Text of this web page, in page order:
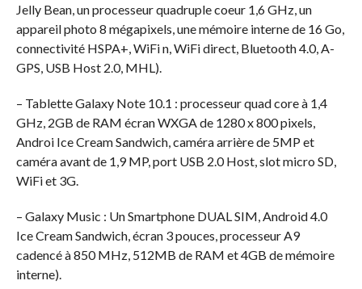
Jelly Bean, un processeur quadruple coeur 1,6 GHz, un
appareil photo 8 mégapixels, une mémoire interne de 16 Go,
connectivité HSPA+, WiFi n, WiFi direct, Bluetooth 4.0, A-
GPS, USB Host 2.0, MHL).
– Tablette Galaxy Note 10.1 : processeur quad core à 1,4
GHz, 2GB de RAM écran WXGA de 1280 x 800 pixels,
Androi Ice Cream Sandwich, caméra arrière de 5MP et
caméra avant de 1,9 MP, port USB 2.0 Host, slot micro SD,
WiFi et 3G.
– Galaxy Music : Un Smartphone DUAL SIM, Android 4.0
Ice Cream Sandwich, écran 3 pouces, processeur A9
cadencé à 850 MHz, 512MB de RAM et 4GB de mémoire
interne).